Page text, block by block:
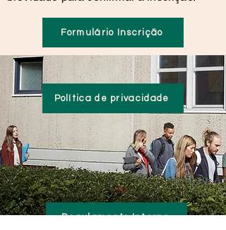
Formulário Inscrição
Política de privacidade
Regulamento Interno